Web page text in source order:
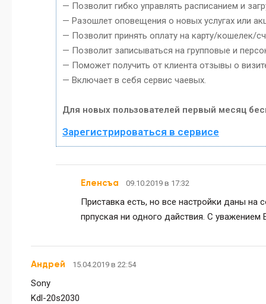
— Позволит гибко управлять расписанием и
— Разошлет оповещения о новых услугах или
— Позволит принять оплату на карту/кошелек/
— Позволит записываться на групповые и
— Поможет получить от клиента отзывы о
— Включает в себя сервис чаевых.
Для новых пользователей первый месяц
Зарегистрироваться в сервисе
Еленсъа 09.10.2019 в 17:32
Приставка есть, но все настройки даны
прпуская ни одного дайствия. С уважением
Андрей 15.04.2019 в 22:54
Sony
Kdl-20s2030